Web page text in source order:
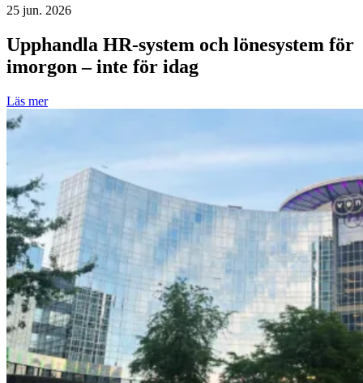
25 jun. 2026
Upphandla HR-system och lönesystem för
imorgon – inte för idag
Läs mer